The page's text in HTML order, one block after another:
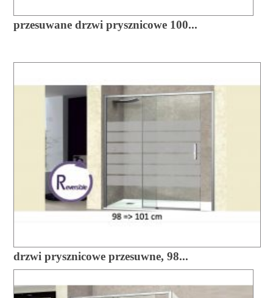
przesuwane drzwi prysznicowe 100...
drzwi prysznicowe przesuwne, 98...